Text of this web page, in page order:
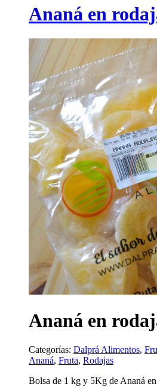
Ananá en
Ananá en
Categorías: Dalprá Alimentos,
Ananá, Fruta, Rodajas
Bolsa de 1 kg y 5Kg de Ananá